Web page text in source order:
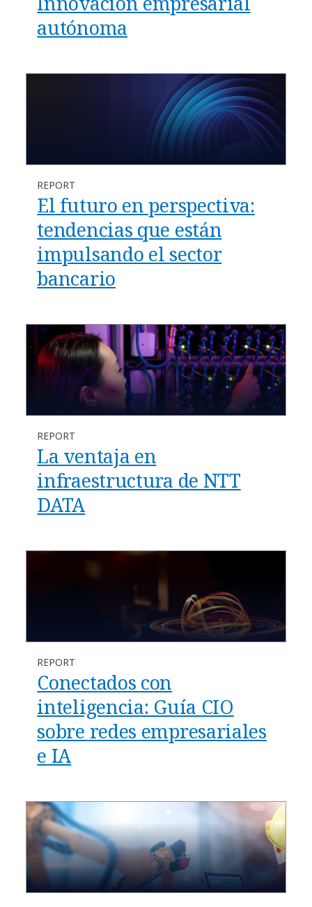
autónoma
REPORT
El futuro en perspectiva:
tendencias que están
impulsando el sector
bancario
REPORT
La ventaja en
infraestructura de NTT
DATA
REPORT
Conectados con
inteligencia: Guía CIO
sobre redes empresariales
e IA